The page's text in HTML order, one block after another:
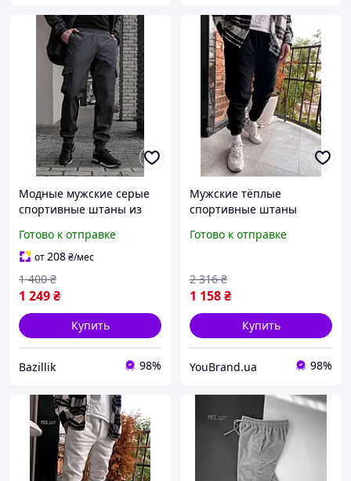
Модные мужские серые
спортивные штаны из
материала Soft Shell
Готово к отправке
от208₴/мес
1 249₴
1 400 ₴
Купить
Bazillik 98%
Мужские тёплые
спортивные штаны
стильные , Зимние
спортивные штаны
мужск ambsdr
Готово к отправке
1 158₴
2 316 ₴
Купить
YouBrand.ua 98%